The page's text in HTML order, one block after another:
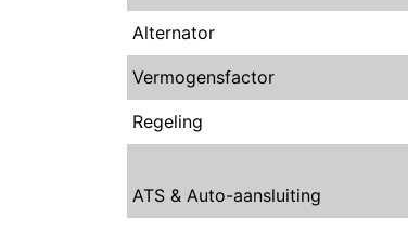
Alternator
Vermogensfactor
Regeling
ATS & Auto-aansluiting